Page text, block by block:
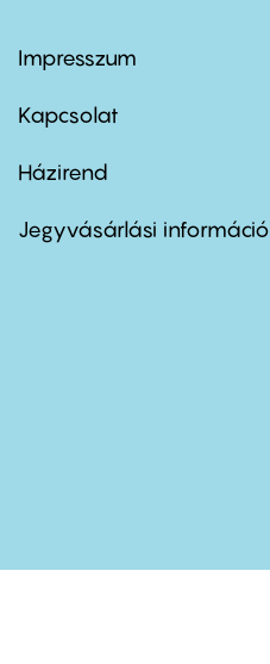
Footer
first
Impresszum
Kapcsolat
Footer
second
Házirend
Jegyvásárlási